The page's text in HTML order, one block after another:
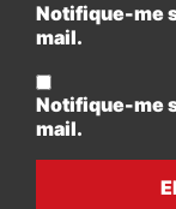
Notifique-me
mail.
Notifique-me
mail.